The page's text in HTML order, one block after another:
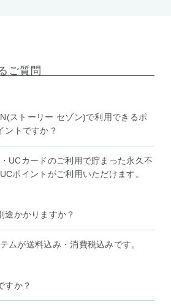
ご質問
ストーリー セゾン)で利用できるポ
ントですか？
UCカードのご利用で貯まった永久不
ポイントがご利用いただけます。
途かかりますか？
ムが送料込み・消費税込みです。
すか？